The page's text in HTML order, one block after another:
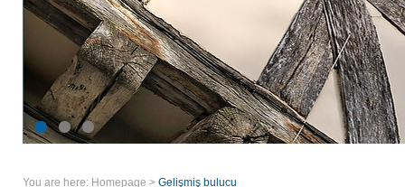
You are here: Homepage > Gelişmiş bulucu